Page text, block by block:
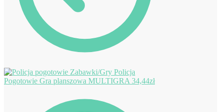
Policja
Pogotowie Gra planszowa MULTIGRA 34,44zł